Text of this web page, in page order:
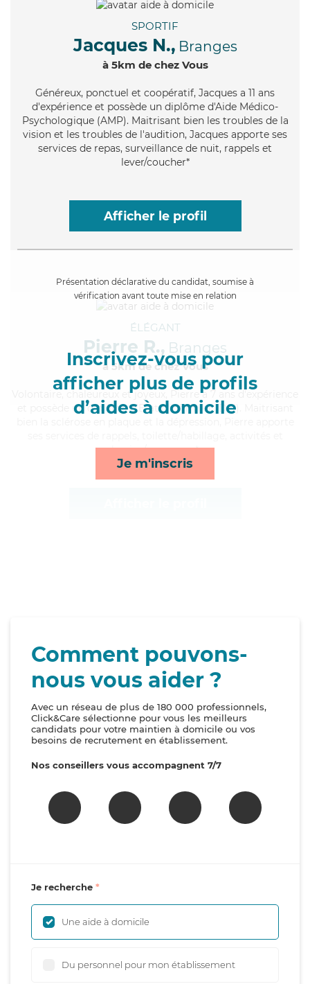
SPORTIF
Jacques N., Branges
à 5km de chez Vous
Généreux, ponctuel et coopératif, Jacques a 11 ans
d'expérience et possède un diplôme d'Aide Médico-
Psychologique (AMP). Maitrisant bien les troubles de la
vision et les troubles de l'audition, Jacques apporte ses
services de repas, surveillance de nuit, rappels et
lever/coucher*
Afficher le profil
Présentation déclarative du candidat, soumise à
vérification avant toute mise en relation
Inscrivez-vous pour
afficher plus de profils
d’aides à domicile
Je m'inscris
ÉLÉGANT
Pierre R., Branges
à 5km de chez Vous
, chaleureux et joyeux, Pierre a 7 ans d'expérience
et possède un diplôme d'Etat d'infirmier (DEI). Maitrisant
lessive/repassage*
Comment pouvons-
nous vous aider ?
Avec un réseau de plus de 180 000 professionnels,
Click&Care sélectionne pour vous les meilleurs
candidats pour votre maintien à domicile ou vos
besoins de recrutement en établissement.
Nos conseillers vous accompagnent 7/7
Je recherche
Une aide à domicile
Du personnel pour mon établissement